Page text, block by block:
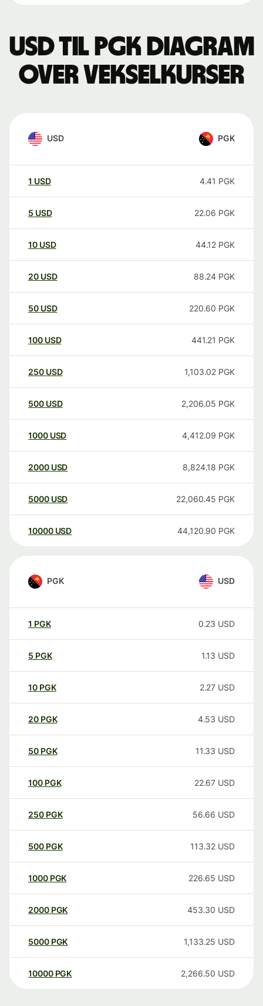
USD til PGK Diagram
over vekselkurser
USD PGK
1 USD 4.41 PGK
5 USD 22.06 PGK
10 USD 44.12 PGK
20 USD 88.24 PGK
50 USD 220.60 PGK
100 USD 441.21 PGK
250 USD 1,103.02 PGK
500 USD 2,206.05 PGK
1000 USD 4,412.09 PGK
2000 USD 8,824.18 PGK
5000 USD 22,060.45 PGK
10000 USD 44,120.90 PGK
PGK USD
1 PGK 0.23 USD
5 PGK 1.13 USD
10 PGK 2.27 USD
20 PGK 4.53 USD
50 PGK 11.33 USD
100 PGK 22.67 USD
250 PGK 56.66 USD
500 PGK 113.32 USD
1000 PGK 226.65 USD
2000 PGK 453.30 USD
5000 PGK 1,133.25 USD
10000 PGK 2,266.50 USD